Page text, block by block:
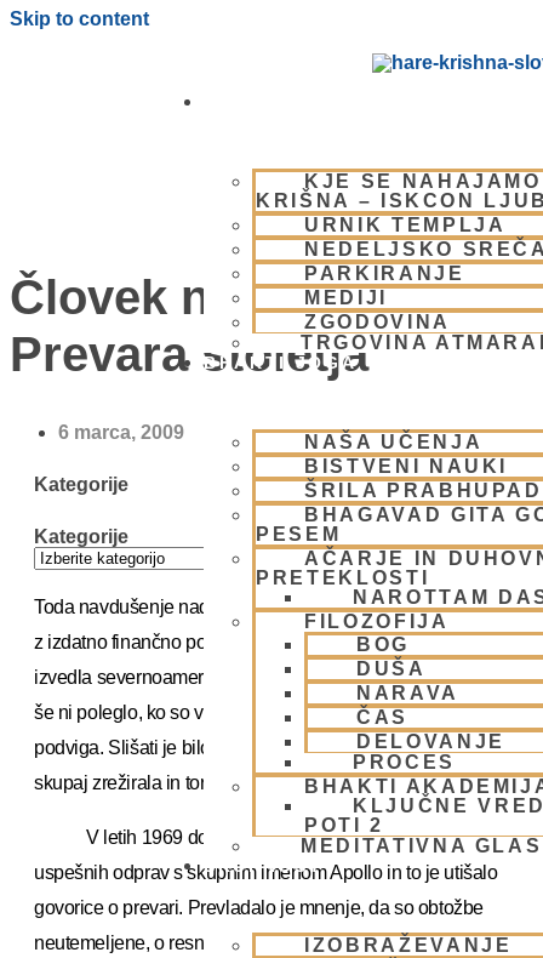
Skip to content
KJE SE
KRIŠNA – ISKCON
URNIK TEMPLJA
NEDELJSKO
PARKIRANJE
MEDIJI
ZGODOVINA
TRGOVINA
BHAKTI JOGA
NAŠA UČENJA
BISTVENI NAUKI
ŠRILA
BHAGAVAD GITA
PESEM
AČARJE IN
PRETEKLOSTI
NAROTTAM
FILOZOFIJA
BOG
DUŠA
NARAVA
ČAS
DELOVANJE
PROCES
BHAKTI
KLJUČNE
POTI 2
MEDITATIVNA
SKUPNOST
IZOBRAŽEVANJE
Človek na Luni?
Prevara stoletja
6 marca, 2009
Kategorije
Kategorije
Toda navdušenje nad uspešno vesoljsko odpravo, ki jo je
z izdatno finančno pomočjo ameriške vlade pripravila in
izvedla severnoameriška vesoljska agencija (NASA), se
še ni poleglo, ko so v svetu že posumili v resničnost tega
podviga. Slišati je bilo kar nekaj obtožb, da je NASA vse
skupaj zrežirala in torej potegnila ves svet za nos.
V letih 1969 do 1972 se je zvrstilo še nekaj
uspešnih odprav s skupnim imenom Apollo in to je utišalo
govorice o prevari. Prevladalo je mnenje, da so obtožbe
neutemeljene, o resničnosti dogajanja pa naj bi pričali